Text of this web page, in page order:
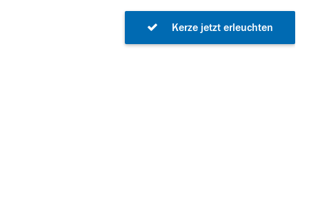
Kerze jetzt erleuchten